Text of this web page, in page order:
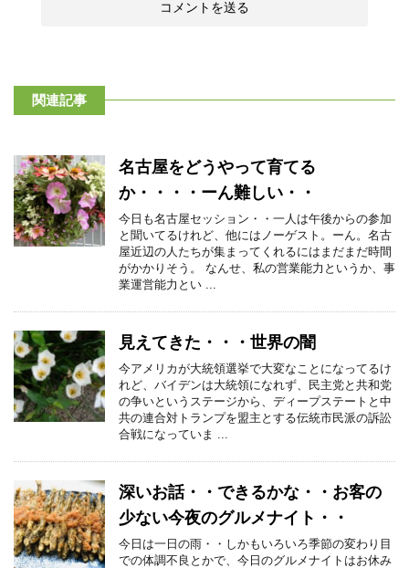
関連記事
名古屋をどうやって育てる
か・・・・ーん難しい・・
今日も名古屋セッション・・一人は午後からの参加
と聞いてるけれど、他にはノーゲスト。ーん。名古
屋近辺の人たちが集まってくれるにはまだまだ時間
がかかりそう。 なんせ、私の営業能力というか、事
業運営能力とい ...
見えてきた・・・世界の闇
今アメリカが大統領選挙で大変なことになってるけ
れど、バイデンは大統領になれず、民主党と共和党
の争いというステージから、ディープステートと中
共の連合対トランプを盟主とする伝統市民派の訴訟
合戦になっていま ...
深いお話・・できるかな・・お客の
少ない今夜のグルメナイト・・
今日は一日の雨・・しかもいろいろ季節の変わり目
での体調不良とかで、今日のグルメナイトはお休み